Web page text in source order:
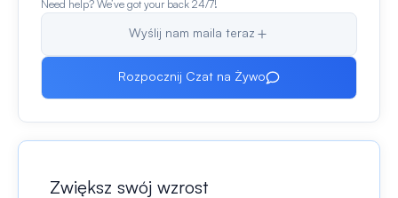
Need help? We’ve got your back 24/7!
Wyślij nam maila teraz
Rozpocznij Czat na Żywo
Zwiększ swój wzrost